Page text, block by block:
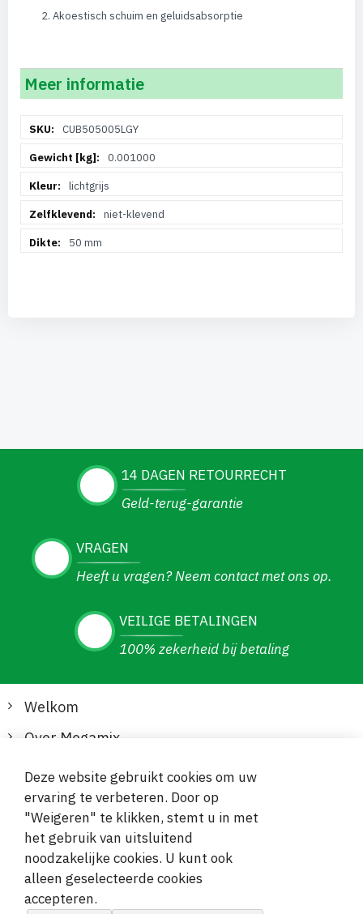
Akoestisch schuim en geluidsabsorptie
Meer informatie
informatieCUB505005LGY
0.001000
lichtgrijs
niet-klevend
50 mm
14 DAGEN RETOURRECHT
Geld-terug-garantie
VRAGEN
Heeft u vragen? Neem contact met ons op.
VEILIGE BETALINGEN
100% zekerheid bij betaling
Welkom
Over Megamix
Informatie
Klantenservice
Veilige en gemakkelijke betalingen
Deze website gebruikt cookies om uw
ervaring te verbeteren. Door op
"Weigeren" te klikken, stemt u in met
het gebruik van uitsluitend
noodzakelijke cookies. U kunt ook
alleen geselecteerde cookies
accepteren.